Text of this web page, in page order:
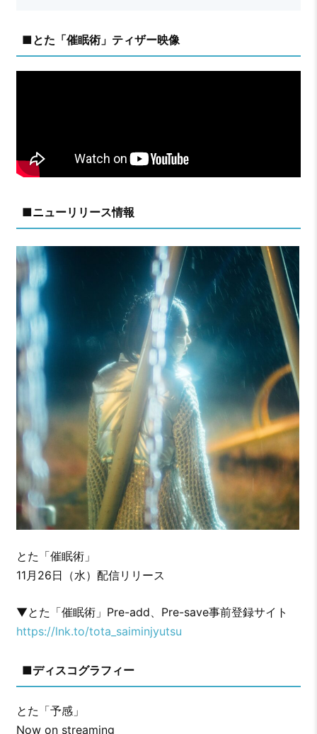
■とた「催眠術」ティザー映像
■ニューリリース情報
とた「催眠術」
11月26日（水）配信リリース
▼とた「催眠術」Pre-add、Pre-save事前登録サイト
https://lnk.to/tota_saiminjyutsu
■ディスコグラフィー
とた「予感」
Now on streaming